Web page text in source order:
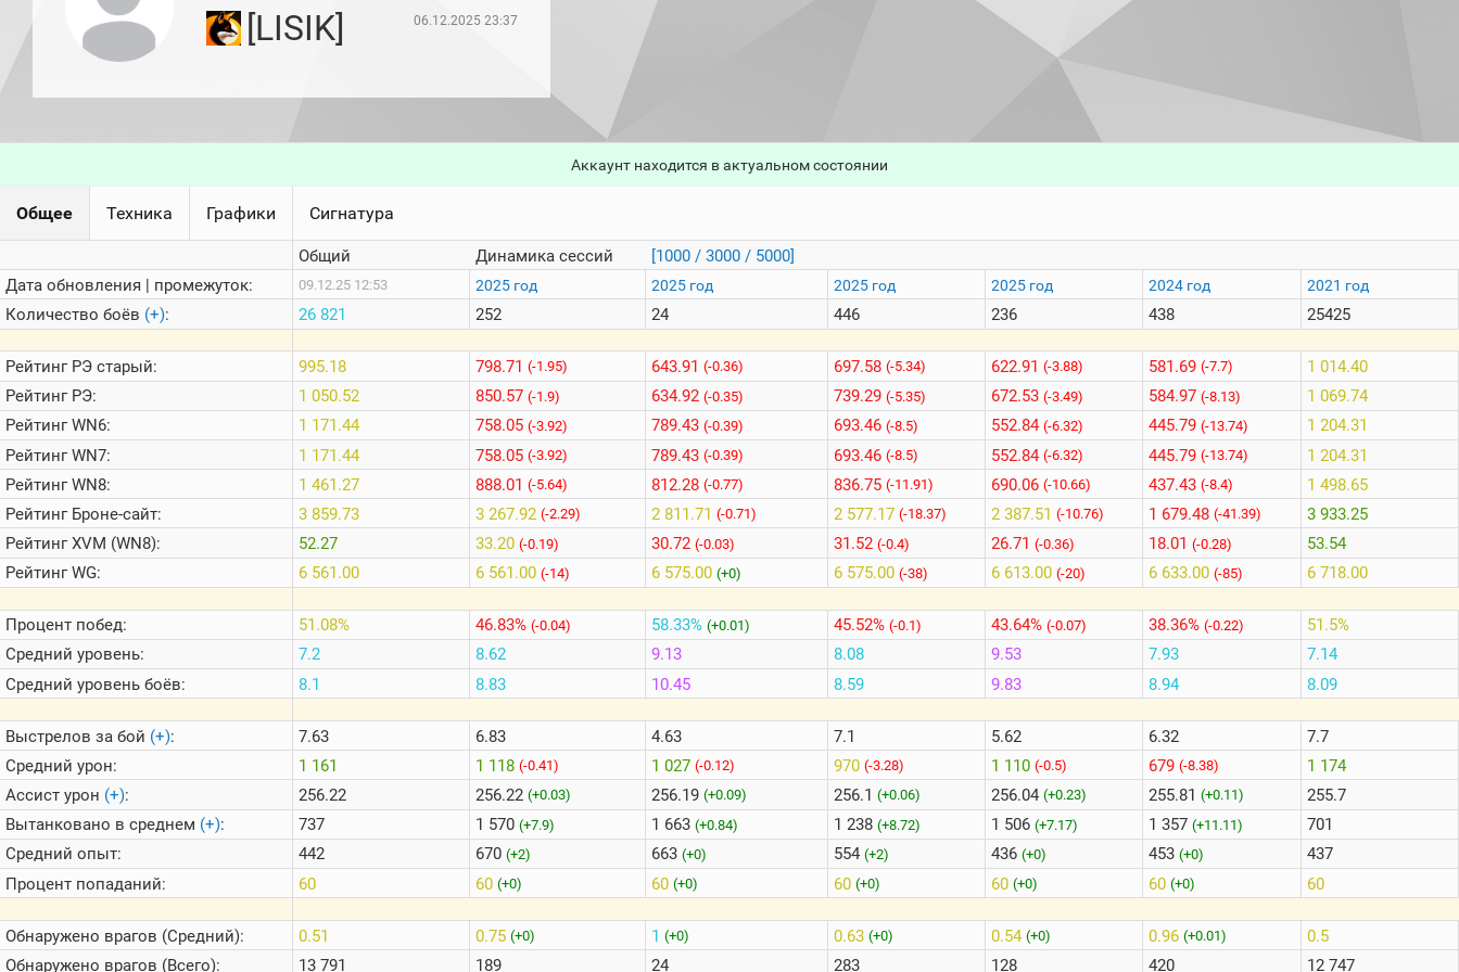
последние
1000
стримеров
Информация
Онлайн
Цветовая
шкала
Теlegram
ВК
Портал
Мира
[LISIK]
06.12.2025 23:37
Аккаунт находится в актуальном состоянии
Общее Техника Графики Сигнатура
Дата обновления | промежуток:
Количество боёв (+):
РейтингРЭ старый:
РейтингРЭ:
РейтингWN6:
РейтингWN7:
РейтингWN8:
РейтингБроне-сайт:
РейтингXVM (WN8):
РейтингWG:
Процент побед:
Средний уровень:
Средний уровень боёв:
Выстрелов за бой (+):
Средний урон:
Ассист урон (+):
Вытанковано в среднем (+):
Средний опыт:
Процент попаданий:
Обнаружено врагов (Средний):
Обнаружено врагов (Всего):
Общий
09.12.25 12:53
26 821
995.18
1 050.52
1 171.44
1 171.44
1 461.27
3 859.73
52.27
6 561.00
51.08%
7.2
8.1
7.63
1 161
256.22
737
442
60
0.51
13 791
Динамика сессий
2025 год
252
798.71 (-1.95)
850.57 (-1.9)
758.05 (-3.92)
758.05 (-3.92)
888.01 (-5.64)
3 267.92 (-2.29)
33.20 (-0.19)
6 561.00 (-14)
46.83%(-0.04)
8.62
8.83
6.83
1 118(-0.41)
256.22(+0.03)
1 570(+7.9)
670(+2)
60(+0)
0.75(+0)
189
[1000 / 3000 / 5000]
2025 год
24
643.91 (-0.36)
634.92 (-0.35)
789.43 (-0.39)
789.43 (-0.39)
812.28 (-0.77)
2 811.71 (-0.71)
30.72 (-0.03)
6 575.00 (+0)
58.33%(+0.01)
9.13
10.45
4.63
1 027(-0.12)
256.19(+0.09)
1 663(+0.84)
663(+0)
60(+0)
1(+0)
24
2025 год
446
697.58 (-5.34)
739.29 (-5.35)
693.46 (-8.5)
693.46 (-8.5)
836.75 (-11.91)
2 577.17 (-18.37)
31.52 (-0.4)
6 575.00 (-38)
45.52% (-0.1)
8.08
8.59
7.1
970 (-3.28)
256.1 (+0.06)
1 238 (+8.72)
554 (+2)
60 (+0)
0.63 (+0)
283
2025 год
236
622.91 (-3.88)
672.53 (-3.49)
552.84 (-6.32)
552.84 (-6.32)
690.06 (-10.66)
2 387.51 (-10.76)
26.71 (-0.36)
6 613.00 (-20)
43.64%(-0.07)
9.53
9.83
5.62
1 110(-0.5)
256.04(+0.23)
1 506(+7.17)
436(+0)
60(+0)
0.54(+0)
128
2024 год
438
581.69 (-7.7)
584.97 (-8.13)
445.79 (-13.74)
445.79 (-13.74)
437.43 (-8.4)
1 679.48 (-41.39)
18.01 (-0.28)
6 633.00 (-85)
38.36%(-0.22)
7.93
8.94
6.32
679(-8.38)
255.81(+0.11)
1 357(+11.11)
453(+0)
60(+0)
0.96(+0.01)
420
2021 год
25425
1 014.40
1 069.74
1 204.31
1 204.31
1 498.65
3 933.25
53.54
6 718.00
51.5%
7.14
8.09
7.7
1 174
255.7
701
437
60
0.5
12 747